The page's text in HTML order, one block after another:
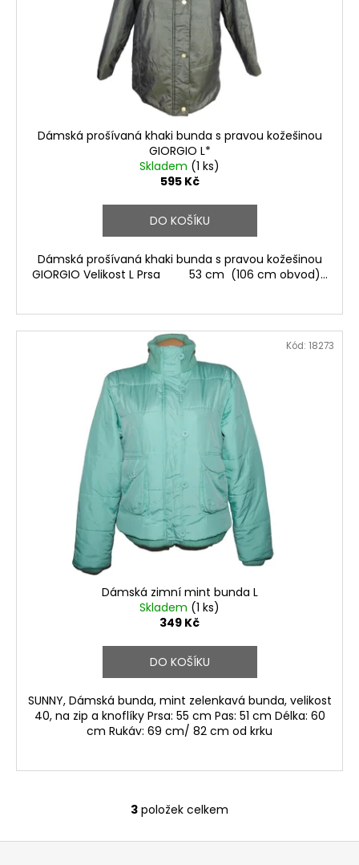
Dámská prošívaná khaki bunda s pravou kožešinou
GIORGIO L*
Skladem (1 ks)
595 Kč
DO KOŠÍKU
Dámská prošívaná khaki bunda s pravou kožešinou
GIORGIO Velikost L Prsa 53 cm (106 cm obvod)...
Dámská zimní mint bunda L
Skladem (1 ks)
349 Kč
DO KOŠÍKU
SUNNY, Dámská bunda, mint zelenkavá bunda, velikost
40, na zip a knoflíky Prsa: 55 cm Pas: 51 cm Délka: 60
cm Rukáv: 69 cm/ 82 cm od krku
Kód: 18273
O
v
3 položek celkem
Z